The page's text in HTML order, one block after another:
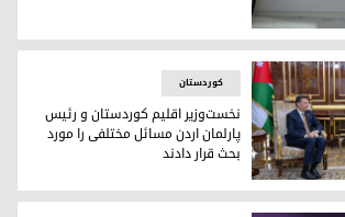
اقلیم کوردستان و احمد صفدی رئیس
کوردستان
نخست‌وزیر اقلیم کوردستان و رئیس
پارلمان اردن مسائل مختلفی را مورد
بحث قرار دادند